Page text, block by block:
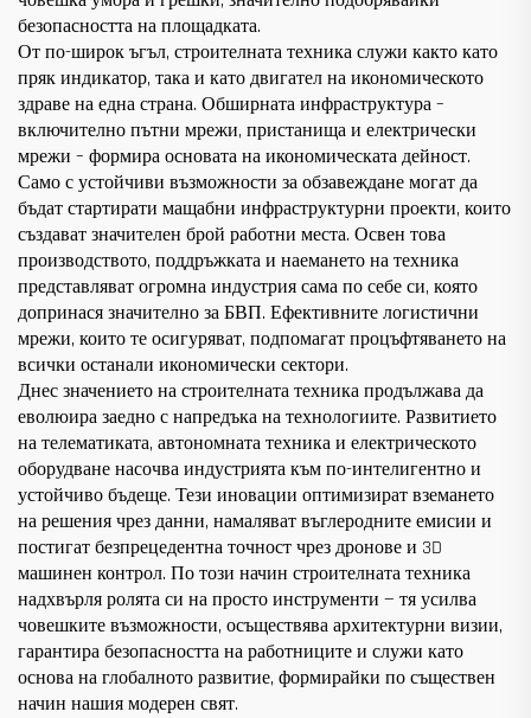
безопасността на площадката.
От по-широк ъгъл, строителната техника служи както като
пряк индикатор, така и като двигател на икономическото
здраве на една страна. Обширната инфраструктура –
включително пътни мрежи, пристанища и електрически
мрежи – формира основата на икономическата дейност.
Само с устойчиви възможности за обзавеждане могат да
бъдат стартирати мащабни инфраструктурни проекти, които
създават значителен брой работни места. Освен това
производството, поддръжката и наемането на техника
представляват огромна индустрия сама по себе си, която
допринася значително за БВП. Ефективните логистични
мрежи, които те осигуряват, подпомагат процъфтяването на
всички останали икономически сектори.
Днес значението на строителната техника продължава да
еволюира заедно с напредъка на технологиите. Развитието
на телематиката, автономната техника и електрическото
оборудване насочва индустрията към по-интелигентно и
устойчиво бъдеще. Тези иновации оптимизират вземането
на решения чрез данни, намаляват въглеродните емисии и
постигат безпрецедентна точност чрез дронове и 3D
машинен контрол. По този начин строителната техника
надхвърля ролята си на просто инструменти — тя усилва
човешките възможности, осъществява архитектурни визии,
гарантира безопасността на работниците и служи като
основа на глобалното развитие, формирайки по съществен
начин нашия модерен свят.